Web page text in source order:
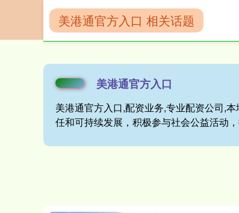
首页
美港通官方入口
美港通官方入口,配资业务,专业配资公司,
任和可持续发展，积极参与社会公益活动
美港通官方入口 相关话题